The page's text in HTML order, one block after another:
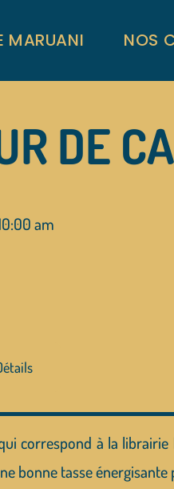
MARUANI NOS
DE
am
correspond à la
bonne tasse